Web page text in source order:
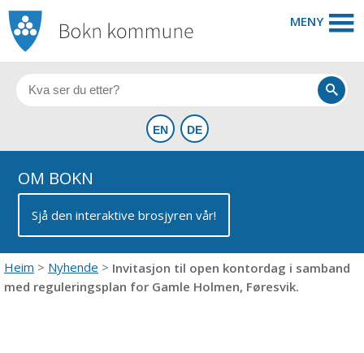
MENY
OM BOKN
Sjå den interaktive brosjyren vår!
Heim Nyhende
Invitasjon til open kontordag i samband
med reguleringsplan for Gamle Holmen, Føresvik.